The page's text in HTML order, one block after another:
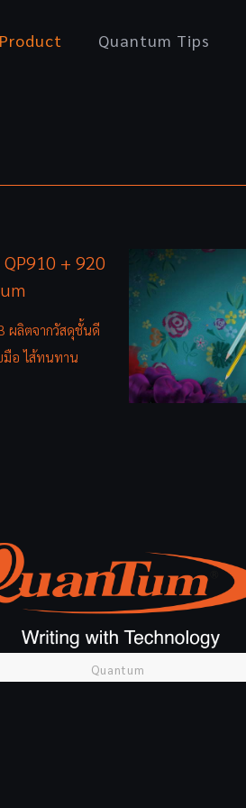
Product Quantum Tips
+ 920
ผลิตจากวัสดุชั้นดี
มือ ไส้ทนทาน
Quantum